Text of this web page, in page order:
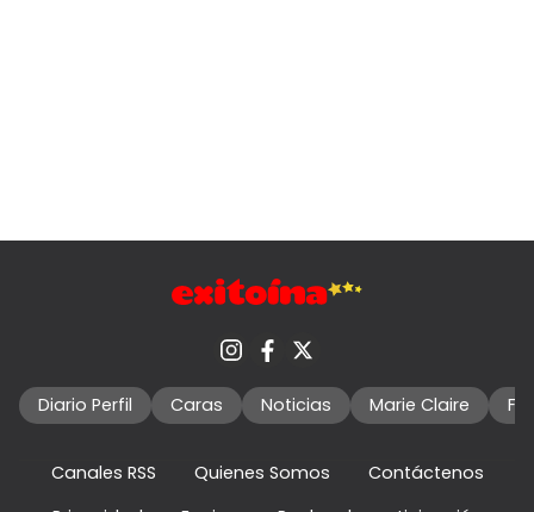
Diario Perfil Caras Noticias Marie Claire
Canales RSS Quienes Somos
Contáctenos